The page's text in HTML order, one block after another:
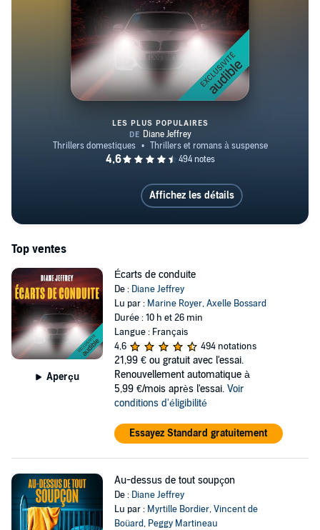
pouvez suivre Diane sur X, Instagram, Facebook,
Bluesky ou sur son site web.
Écarts de conduite
LES PLUS POPULAIRES
Affichez les détails
Top ventes
Aperçu
Écarts de conduite
De : Diane Jeffrey
Lu par : Marine Royer,Axelle Bossard
Durée : 10 h et 26 min
Langue : Français
4,6
494 notations
21,99 € ou gratuit avec l'essai.
Renouvellement automatique à
5,99 €/mois après l'essai. Voir
conditions d'éligibilité
Essayez Standard gratuitement
Au-dessus de tout soupçon
De : Diane Jeffrey
Lu par : Myrtille Bordier,Vincent de
Boüard, Peggy Martineau